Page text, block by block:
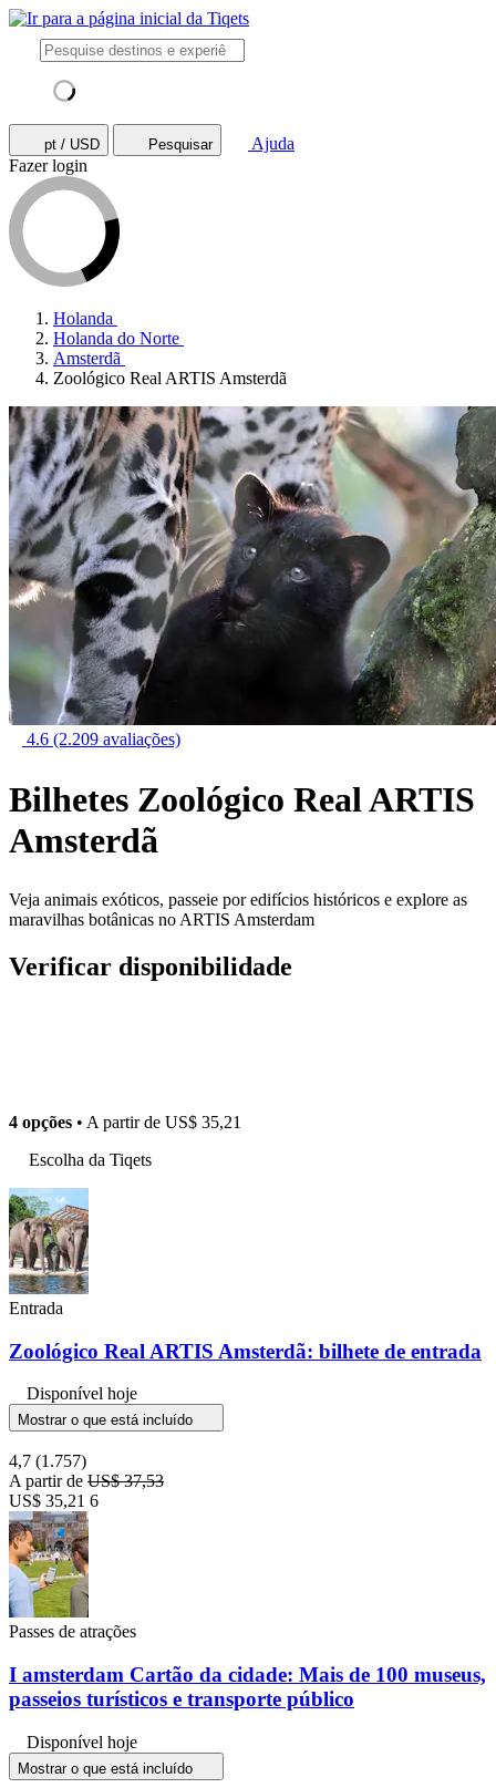
pt / USD Pesquisar
Ajuda
Fazer login
Holanda
Holanda do Norte
Amsterdã
Zoológico Real ARTIS Amsterdã
4.6 (2.209 avaliações)
Bilhetes Zoológico Real ARTIS
Amsterdã
Veja animais exóticos, passeie por edifícios históricos e explore as
maravilhas botânicas no ARTIS Amsterdam
Verificar disponibilidade
4 opções • A partir de US$ 35,21
Escolha da Tiqets
Entrada
Zoológico Real ARTIS Amsterdã: bilhete de entrada
Disponível hoje
Mostrar o que está incluído
4,7 (1.757)
A partir de US$ 37,53
US$ 35,21 6
Passes de atrações
I amsterdam Cartão da cidade: Mais de 100 museus,
passeios turísticos e transporte público
Disponível hoje
Mostrar o que está incluído